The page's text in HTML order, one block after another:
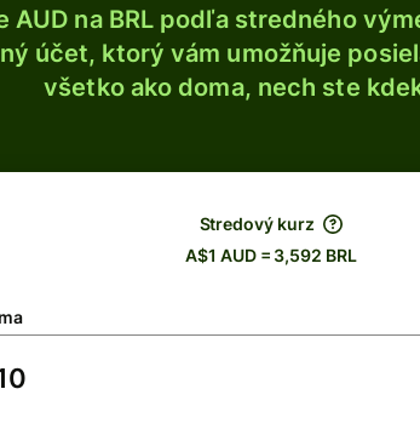
AUD na BRL podľa stredného
účet, ktorý vám umožňuje
všetko ako doma, nech ste
Stredový kurz
A$1 AUD = 3,592 BRL